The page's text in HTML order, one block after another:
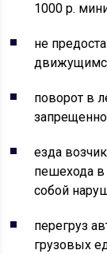
1000 р.
не
поворот в
езда
пешехода в
собой
перегруз
грузовых